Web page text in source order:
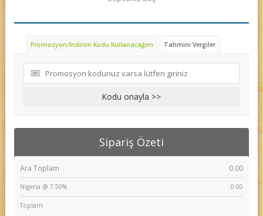
Promosyon/İndirim Kodu Kullanacağım Tahmini Vergiler
Kodu onayla >>
Sipariş Özeti
Ara Toplam 0.00
Nigeria @ 7.50% 0.00
Toplam